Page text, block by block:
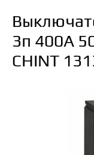
3п 400А
CHINT